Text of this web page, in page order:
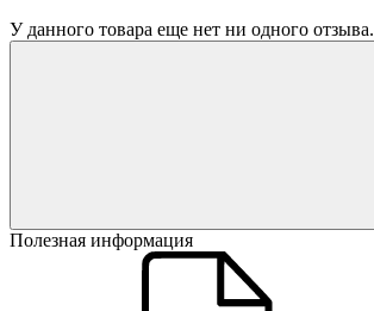
У данного товара еще нет ни одного отзыва.
Полезная информация